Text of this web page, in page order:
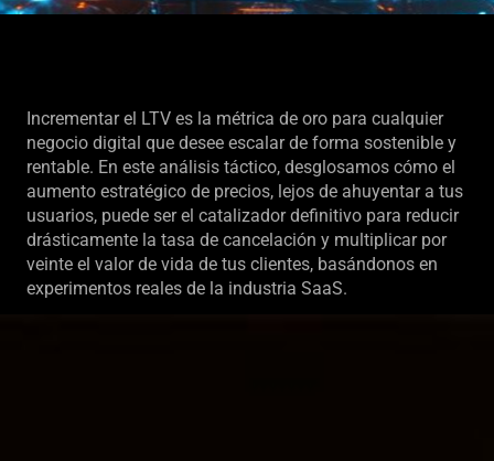
Incrementar el LTV es la métrica de oro para cualquier
negocio digital que desee escalar de forma sostenible y
rentable. En este análisis táctico, desglosamos cómo el
aumento estratégico de precios, lejos de ahuyentar a tus
usuarios, puede ser el catalizador definitivo para reducir
drásticamente la tasa de cancelación y multiplicar por
veinte el valor de vida de tus clientes, basándonos en
experimentos reales de la industria SaaS.